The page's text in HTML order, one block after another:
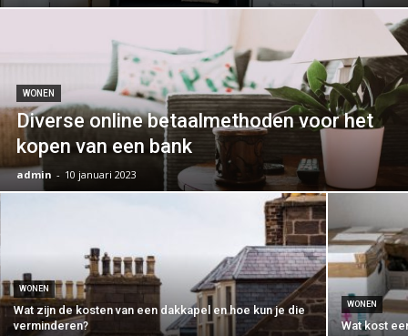
WONEN
Diverse online betaalmethoden voor het
kopen van een bank
admin - 10 januari 2023
WONEN
Wat zijn de kosten van een dakkapel en hoe kun je die
verminderen?
WONEN
Wat kost